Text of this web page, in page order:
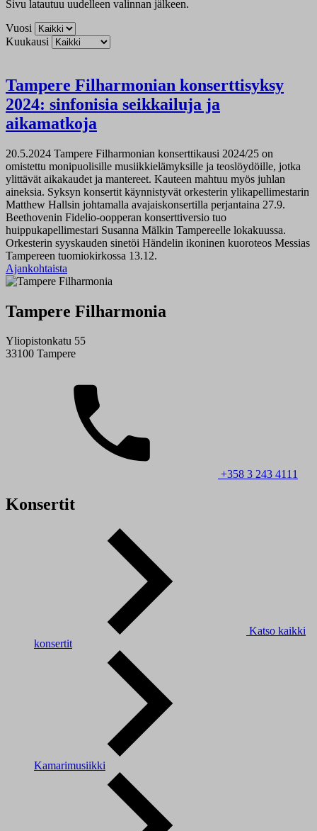
Sivu latautuu uudelleen valinnan jälkeen.
Vuosi
Kuukausi
Tampere Filharmonian konserttisyksy
2024: sinfonisia seikkailuja ja
aikamatkoja
20.5.2024 Tampere Filharmonian konserttikausi 2024/25 on
omistettu monipuolisille musiikkielämyksille ja teoslöydöille, jotka
ylittävät aikakaudet ja mantereet. Kauteen mahtuu myös juhlan
aineksia. Syksyn konsertit käynnistyvät orkesterin ylikapellimestarin
Matthew Hallsin johtamalla avajaiskonsertilla perjantaina 27.9.
Beethovenin Fidelio-oopperan konserttiversio tuo
huippukapellimestari Susanna Mälkin Tampereelle lokakuussa.
Orkesterin syyskauden sinetöi Händelin ikoninen kuoroteos Messias
Tampereen tuomiokirkossa 13.12.
Ajankohtaista
Tampere Filharmonia
Yliopistonkatu 55
33100 Tampere
+358 3 243 4111
Konsertit
Katso kaikki
konsertit
Kamarimusiikki